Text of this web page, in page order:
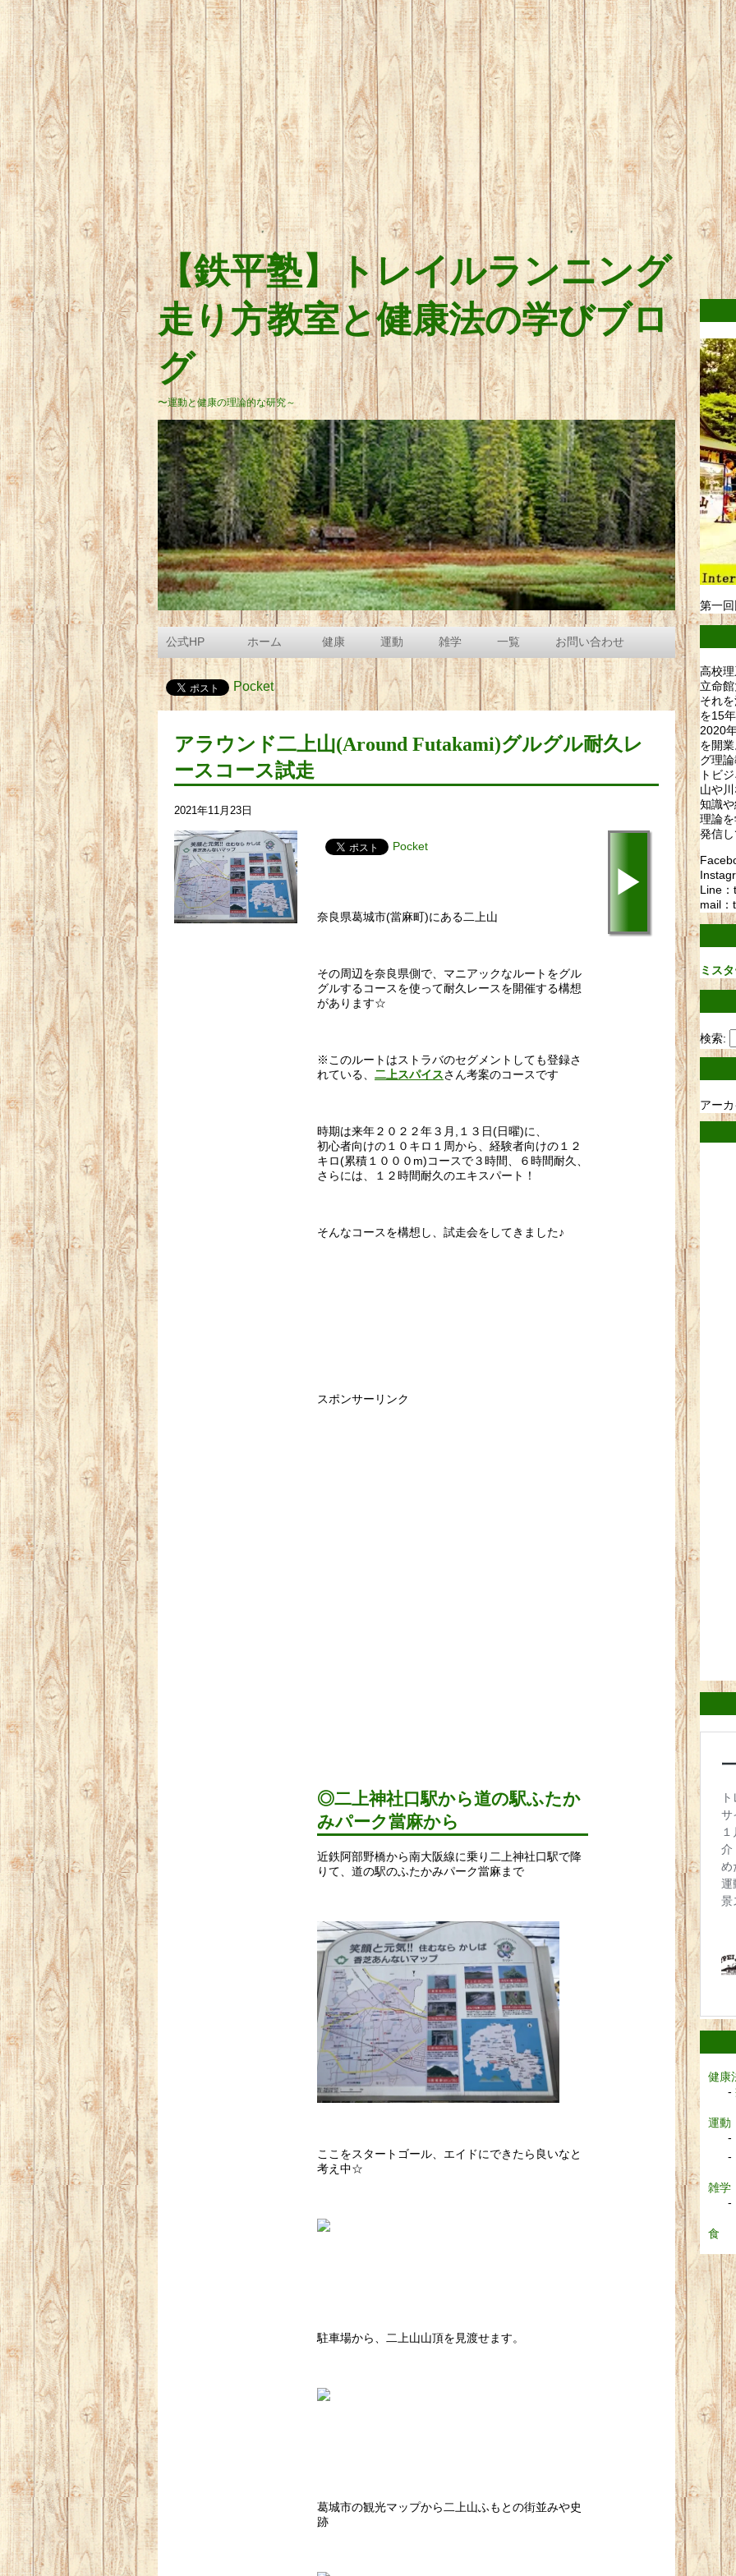
【鉄平塾】トレイルランニング
走り方教室と健康法の学びブロ
グ
〜運動と健康の理論的な研究～
公式HP ホーム 健康 運動 雑学 一覧 お問い合わせ
Pocket
アラウンド二上山(Around Futakami)グルグル耐久レ
ースコース試走
2021年11月23日
Pocket
奈良県葛城市(當麻町)にある二上山
その周辺を奈良県側で、マニアックなルートをグル
グルするコースを使って耐久レースを開催する構想
があります☆
※このルートはストラバのセグメントしても登録さ
れている、 二上スパイスさん考案のコースです
時期は来年２０２２年３月,１３日(日曜)に、
初心者向けの１０キロ１周から、経験者向けの１２
キロ(累積１０００m)コースで３時間、６時間耐久、
さらには、１２時間耐久のエキスパート！
そんなコースを構想し、試走会をしてきました♪
スポンサーリンク
◎二上神社口駅から道の駅ふたか
みパーク當麻から
近鉄阿部野橋から南大阪線に乗り二上神社口駅で降
りて、道の駅のふたかみパーク當麻まで
ここをスタートゴール、エイドにできたら良いなと
考え中☆
駐車場から、二上山山頂を見渡せます。
葛城市の観光マップから二上山ふもとの街並みや史
跡
▶
第一
高校
立命
それ
を15
2020
を開
グ理
トビ
山や
知識
理論
発信
Line
mail
ミス
検索:
アー
健康
運動
雑学
食